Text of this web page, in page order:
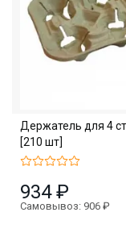
Держатель для 4
[210 шт]
934 ₽
Самовывоз: 906 ₽